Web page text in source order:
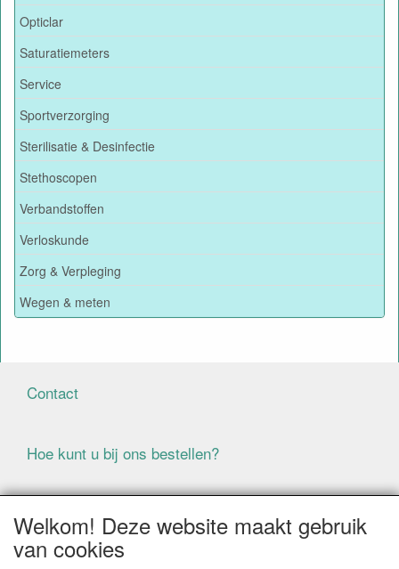
Opticlar
Saturatiemeters
Service
Sportverzorging
Sterilisatie & Desinfectie
Stethoscopen
Verbandstoffen
Verloskunde
Zorg & Verpleging
Wegen & meten
Contact
Hoe kunt u bij ons bestellen?
Voorwaarden
Welkom! Deze website maakt gebruik
van cookies